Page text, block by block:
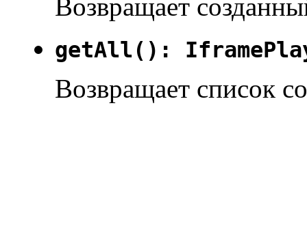
Возвращает
getAll():
Возвращает список